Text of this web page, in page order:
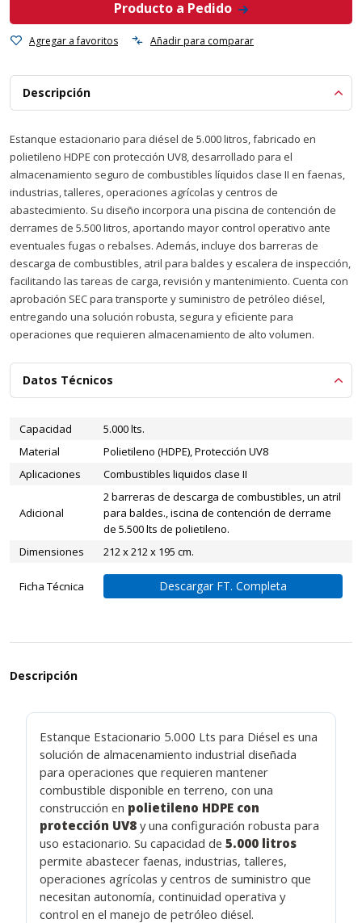
Producto a Pedido
Agregar a favoritos Añadir para comparar
Descripción
Estanque estacionario para diésel de 5.000 litros, fabricado en
polietileno HDPE con protección UV8, desarrollado para el
almacenamiento seguro de combustibles líquidos clase II en faenas,
industrias, talleres, operaciones agrícolas y centros de
abastecimiento. Su diseño incorpora una piscina de contención de
derrames de 5.500 litros, aportando mayor control operativo ante
eventuales fugas o rebalses. Además, incluye dos barreras de
descarga de combustibles, atril para baldes y escalera de inspección,
facilitando las tareas de carga, revisión y mantenimiento. Cuenta con
aprobación SEC para transporte y suministro de petróleo diésel,
entregando una solución robusta, segura y eficiente para
operaciones que requieren almacenamiento de alto volumen.
Datos Técnicos
Capacidad
5.000 lts.
Material
Polietileno (HDPE), Protección UV8
Aplicaciones
Combustibles liquidos clase II
Adicional
2 barreras de descarga de combustibles, un atril
para baldes., iscina de contención de derrame
de 5.500 lts de polietileno.
Dimensiones
212 x 212 x 195 cm.
Ficha Técnica Descargar FT. Completa
Descripción
Estanque Estacionario 5.000 Lts para Diésel es una
solución de almacenamiento industrial diseñada
para operaciones que requieren mantener
combustible disponible en terreno, con una
construcción en polietileno HDPE con
protección UV8 y una configuración robusta para
uso estacionario. Su capacidad de5.000 litros
permite abastecer faenas, industrias, talleres,
operaciones agrícolas y centros de suministro que
necesitan autonomía, continuidad operativa y
control en el manejo de petróleo diésel.